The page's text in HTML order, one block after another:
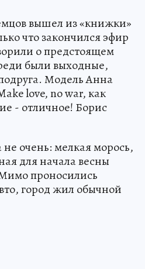
вышел из «книжки»
что закончился эфир
о предстоящем
были выходные,
Модель Анна
love, no war, как
- отличное! Борис
очень: мелкая морось,
для начала весны
проносились
город жил обычной